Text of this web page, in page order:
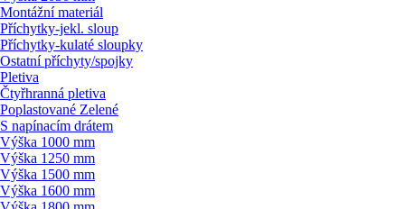
Montážní materiál
Příchytky-jekl. sloup
Příchytky-kulaté sloupky
Ostatní příchyty/spojky
Pletiva
Čtyřhranná pletiva
Poplastované Zelené
S napínacím drátem
Výška 1000 mm
Výška 1250 mm
Výška 1500 mm
Výška 1600 mm